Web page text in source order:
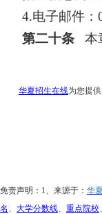
4.电子邮件：
第二十条 本
华夏招生在线为您提
免责声明： 1、来源于： 华
名 、 大学分数线、 重点院校、